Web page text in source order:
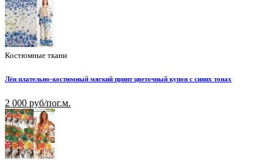
Костюмные ткани
Лён плательно-костюмный мягкий принт цветочный купон с синих тонах
2 000 руб/пог.м.